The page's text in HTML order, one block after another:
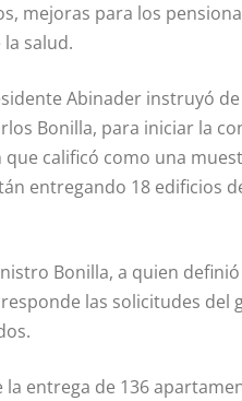
mejoras para los
salud.
Abinader instruyó
Bonilla, para iniciar la
calificó como una
entregando 18 edificios
Bonilla, a quien
las solicitudes del
entrega de 136